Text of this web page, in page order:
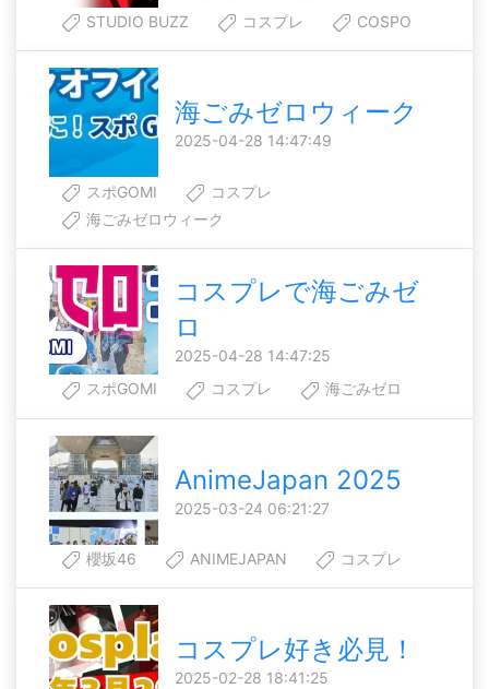
STUDIO BUZZ
コスプレ COSPO
海ごみゼロウィーク
2025-04-28 14:47:49
スポGOMI
コスプレ
海ごみゼロウィーク
コスプレで海ごみゼ
ロ
2025-04-28 14:47:25
スポGOMI
コスプレ 海ごみゼロ
AnimeJapan 2025
2025-03-24 06:21:27
櫻坂46 ANIMEJAPAN コスプレ
コスプレ好き必見！
2025-02-28 18:41:25